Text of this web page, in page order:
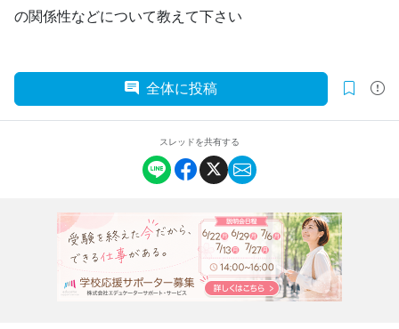
の関係性などについて教えて下さい
全体に投稿
スレッドを共有する